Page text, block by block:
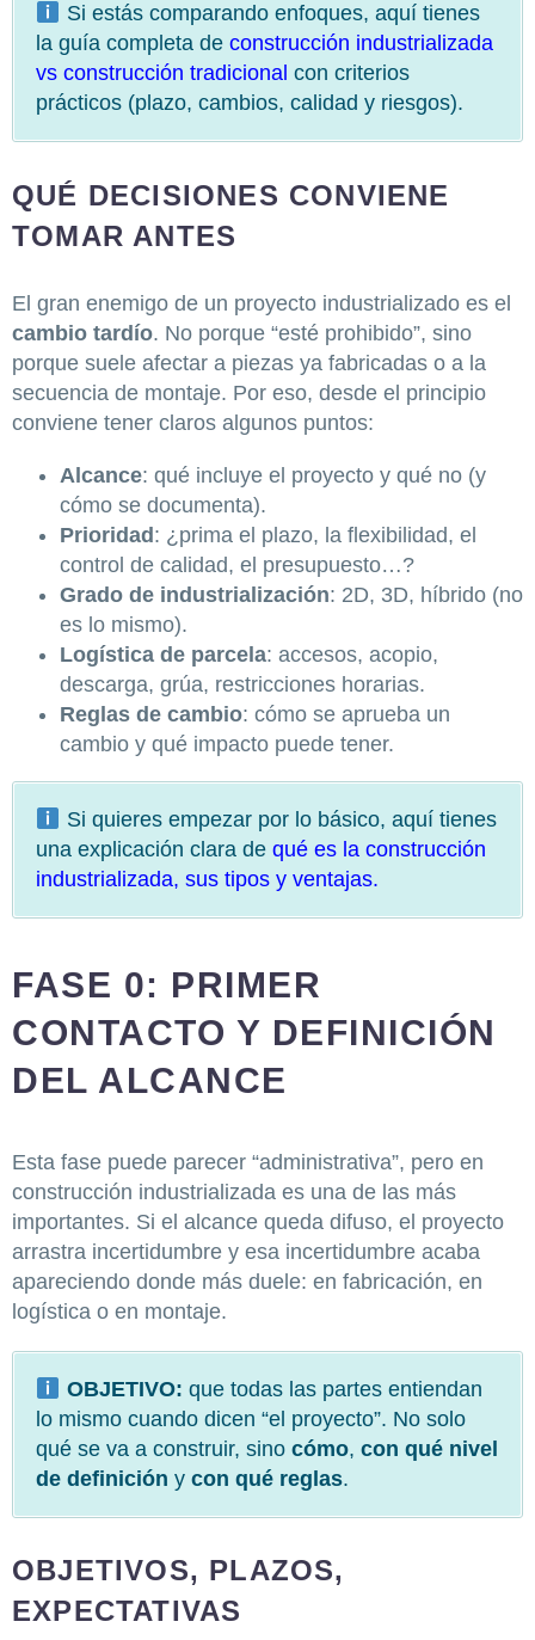
Si estás comparando enfoques, aquí tienes
la guía completa de construcción industrializada
vs construcción tradicional con criterios
prácticos (plazo, cambios, calidad y riesgos).
QUÉ DECISIONES CONVIENE
TOMAR ANTES
El gran enemigo de un proyecto industrializado es el
cambio tardío. No porque “esté prohibido”, sino
porque suele afectar a piezas ya fabricadas o a la
secuencia de montaje. Por eso, desde el principio
conviene tener claros algunos puntos:
Alcance: qué incluye el proyecto y qué no (y
cómo se documenta).
Prioridad : ¿prima el plazo, la flexibilidad, el
control de calidad, el presupuesto…?
Grado de industrialización: 2D, 3D, híbrido (no
es lo mismo).
Logística de parcela: accesos, acopio,
descarga, grúa, restricciones horarias.
Reglas de cambio: cómo se aprueba un
cambio y qué impacto puede tener.
Si quieres empezar por lo básico, aquí tienes
una explicación clara de qué es la construcción
industrializada, sus tipos y ventajas.
FASE 0: PRIMER
CONTACTO Y DEFINICIÓN
DEL ALCANCE
Esta fase puede parecer “administrativa”, pero en
construcción industrializada es una de las más
importantes. Si el alcance queda difuso, el proyecto
arrastra incertidumbre y esa incertidumbre acaba
apareciendo donde más duele: en fabricación, en
logística o en montaje.
OBJETIVO: que todas las partes entiendan
lo mismo cuando dicen “el proyecto”. No solo
qué se va a construir, sino cómo, con qué nivel
de definición y con qué reglas.
OBJETIVOS, PLAZOS,
EXPECTATIVAS